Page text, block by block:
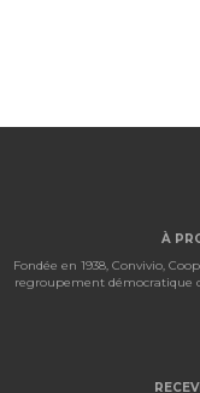
À
Fondée en 1938, Convivio,
regroupement démocratique